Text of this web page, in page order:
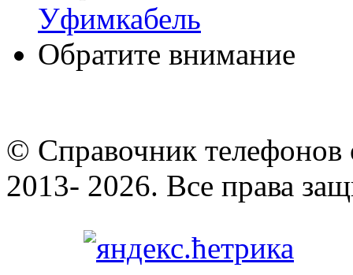
Уфимкабель
Обратите внимание
© Cправочник телефонов
2013- 2026. Все права